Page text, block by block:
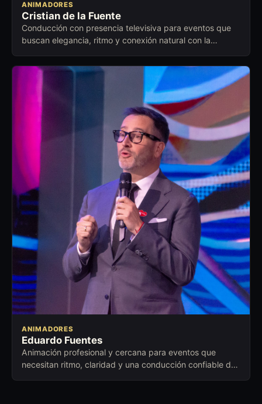
ANIMADORES
Cristian de la Fuente
Conducción con presencia televisiva para eventos que
buscan elegancia, ritmo y conexión natural con la
ANIMADORES
Eduardo Fuentes
Animación profesional y cercana para eventos que
necesitan ritmo, claridad y una conducción confiable de